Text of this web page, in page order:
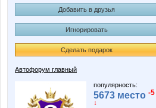
Добавить в друзья
Игнорировать
Сделать подарок
Автофорум главный
популярность:
5673 место -5
↓